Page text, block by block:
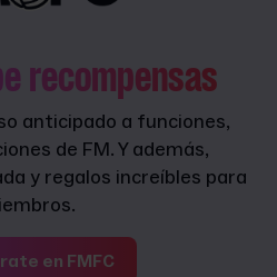
recompensas
anticipado a funciones,
de FM. Y además,
y regalos increíbles para
en FMFC